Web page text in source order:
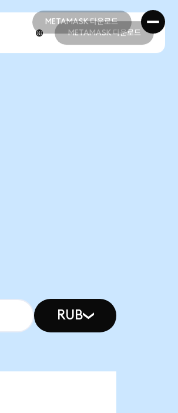
METAMASK 다운로드
METAMASK 다운로드
METAMASK 다운로드
RUB